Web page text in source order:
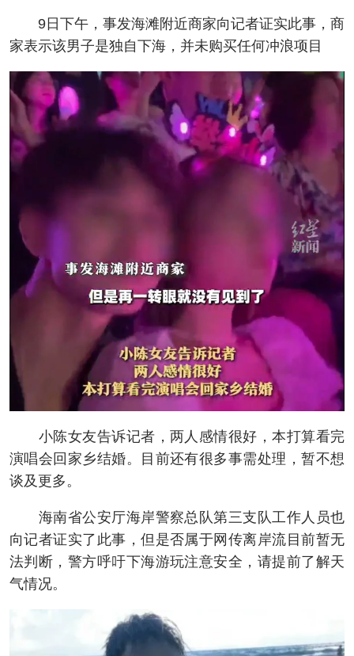
9日下午，事发海滩附近商家向记者证实此事，商
家表示该男子是独自下海，并未购买任何冲浪项目
小陈女友告诉记者，两人感情很好，本打算看完
演唱会回家乡结婚。目前还有很多事需处理，暂不想
谈及更多。
海南省公安厅海岸警察总队第三支队工作人员也
向记者证实了此事，但是否属于网传离岸流目前暂无
法判断，警方呼吁下海游玩注意安全，请提前了解天
气情况。